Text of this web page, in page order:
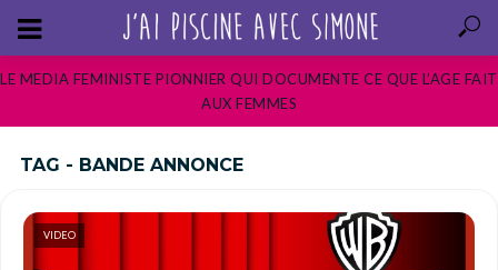
LE MEDIA FEMINISTE PIONNIER QUI DOCUMENTE CE QUE L’AGE FAIT
AUX FEMMES
TAG - BANDE ANNONCE
VIDEO